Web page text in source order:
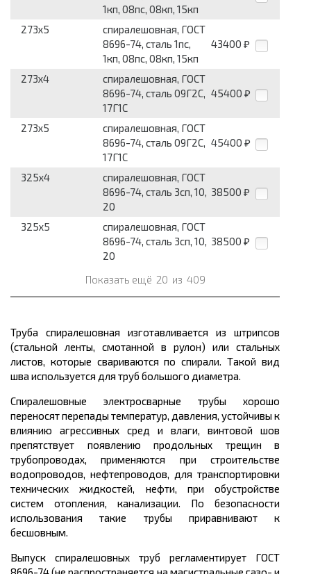
1кп, 08пс, 08кп, 15кп
273x5
спиралешовная, ГОСТ
8696-74, сталь 1пс,
1кп, 08пс, 08кп, 15кп
43400 ₽
273x4
спиралешовная, ГОСТ
8696-74, сталь 09Г2С,
17Г1С
45400 ₽
273x5
спиралешовная, ГОСТ
8696-74, сталь 09Г2С,
17Г1С
45400 ₽
325x4
спиралешовная, ГОСТ
8696-74, сталь 3сп, 10,
20
38500 ₽
325x5
спиралешовная, ГОСТ
8696-74, сталь 3сп, 10,
20
38500 ₽
Показать ещё 20 из 409
Труба спиралешовная изготавливается из штрипсов
(стальной ленты, смотанной в рулон) или стальных
листов, которые свариваются по спирали. Такой вид
шва используется для труб большого диаметра.
Спиралешовные электросварные трубы хорошо
переносят перепады температур, давления, устойчивы к
влиянию агрессивных сред и влаги, винтовой шов
препятствует появлению продольных трещин в
трубопроводах, применяются при строительстве
водопроводов, нефтепроводов, для транспортировки
технических жидкостей, нефти, при обустройстве
систем отопления, канализации. По безопасности
использования такие трубы приравнивают к
бесшовным.
Выпуск спиралешовных труб регламентирует ГОСТ